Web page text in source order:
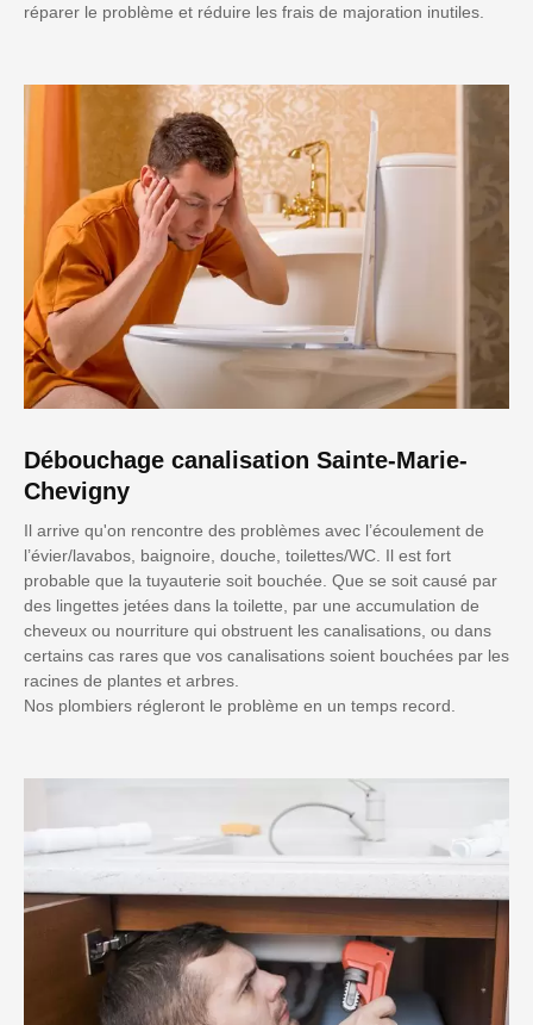
réparer le problème et réduire les frais de majoration inutiles.
Débouchage canalisation Sainte-Marie-
Chevigny
Il arrive qu'on rencontre des problèmes avec l’écoulement de
l’évier/lavabos, baignoire, douche, toilettes/WC. Il est fort
probable que la tuyauterie soit bouchée. Que se soit causé par
des lingettes jetées dans la toilette, par une accumulation de
cheveux ou nourriture qui obstruent les canalisations, ou dans
certains cas rares que vos canalisations soient bouchées par les
racines de plantes et arbres.
Nos plombiers régleront le problème en un temps record.